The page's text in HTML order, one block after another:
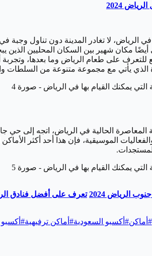
2024
مكان شهير بين السكان المحليين الذين
للتعرف على طعام الرياض وما بعدها،
يأتي مع مجموعة متنوعة من السلطات
الموسيقية، فإن هذا أحد أكثر
الرياض 2024 تعرف على أفضل فنادق
# أماكن# أكسبو السعودية# أماكن ترفيهية# أكسبو 2023